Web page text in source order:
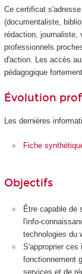
Ce certificat
(documentaliste,
rédaction, journaliste,
professionnels
d'action. Les accès
pédagogique
Évolution
Les dernières
Fiche
Objectifs
Être capable de
l'info-
technologies du
S'approprier ces
fonctionnement
services et de